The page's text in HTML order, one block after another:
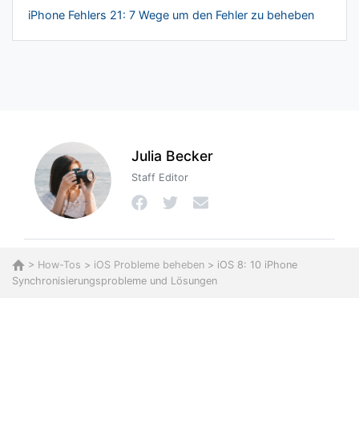
iPhone Fehlers 21: 7 Wege um den Fehler zu beheben
Julia Becker
Staff Editor
> How-Tos > iOS Probleme beheben > iOS 8: 10 iPhone
Synchronisierungsprobleme und Lösungen